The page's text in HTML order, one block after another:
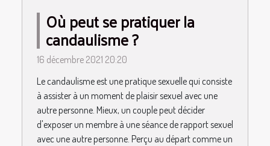
Où peut se pratiquer la
candaulisme ?
16 décembre 2021 20:20
Le candaulisme est une pratique sexuelle qui consiste
à assister à un moment de plaisir sexuel avec une
autre personne. Mieux, un couple peut décider
d'exposer un membre à une séance de rapport sexuel
avec une autre personne. Perçu au départ comme un